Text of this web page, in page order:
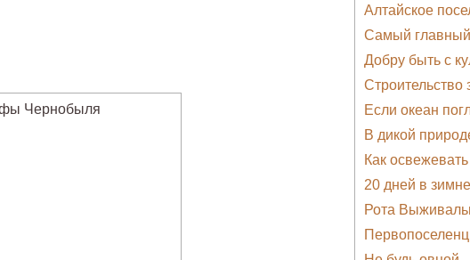
Алтайское
Самый
Добру быть с
Строительство
Если океан
В дикой
Как
20 дней в
Рота